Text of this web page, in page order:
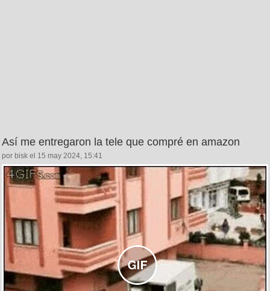
Así me entregaron la tele que compré en amazon
por bisk el 15 may 2024, 15:41